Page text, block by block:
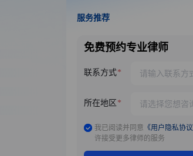
服务推荐
免费预约专业律师
联系方式
所在地区
我已阅读并同意 《用户隐私协议
许接受更多律师的服务